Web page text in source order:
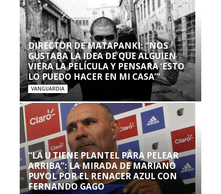
DIRECTOR DE MATAPANKI: “NOS
GUSTABA LA IDEA DE QUE ALGUIEN
VIERA LA PELÍCULA Y PENSARA ‘ESTO
LO PUEDO HACER EN MI CASA’”
VANGUARDIA
“LA U TIENE PLANTEL PARA PELEAR
ARRIBA”: LA MIRADA DE MARIANO
PUYOL POR EL RENACER AZUL CON
FERNANDO GAGO